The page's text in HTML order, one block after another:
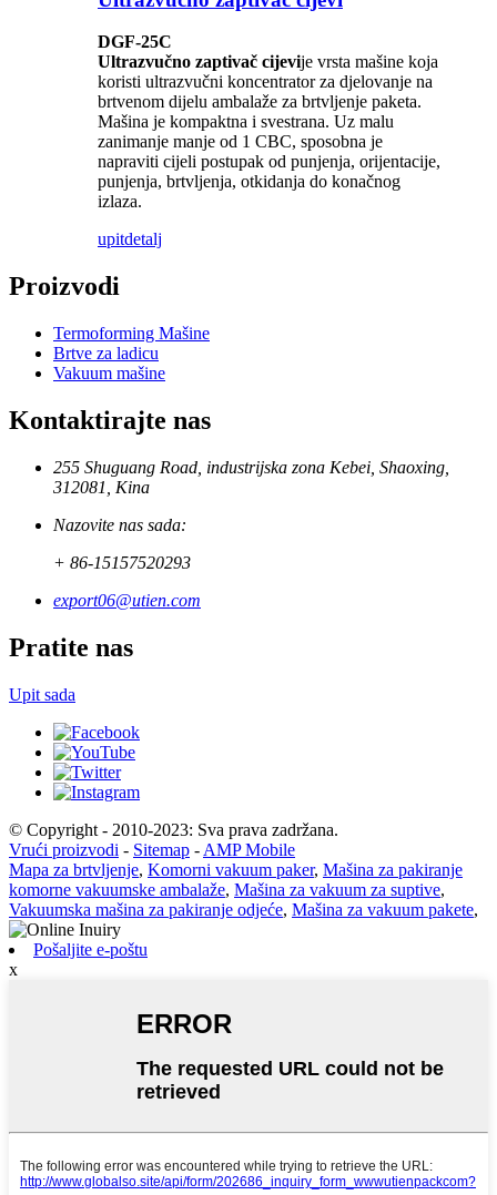
DGF-25C
Ultrazvučno zaptivač cijevije vrsta mašine koja
koristi ultrazvučni koncentrator za djelovanje na
brtvenom dijelu ambalaže za brtvljenje paketa.
Mašina je kompaktna i svestrana. Uz malu
zanimanje manje od 1 CBC, sposobna je
napraviti cijeli postupak od punjenja, orijentacije,
punjenja, brtvljenja, otkidanja do konačnog
izlaza.
upitdetalj
Proizvodi
Termoforming Mašine
Brtve za ladicu
Vakuum mašine
Kontaktirajte nas
255 Shuguang Road, industrijska zona Kebei, Shaoxing,
312081, Kina
Nazovite nas sada:
+ 86-15157520293
export06@utien.com
Pratite nas
Upit sada
© Copyright - 2010-2023: Sva prava zadržana.
Vrući proizvodi - Sitemap - AMP Mobile
Mapa za brtvljenje, Komorni vakuum paker, Mašina za pakiranje
komorne vakuumske ambalaže, Mašina za vakuum za suptive,
Vakuumska mašina za pakiranje odjeće, Mašina za vakuum pakete,
Pošaljite e-poštu
x